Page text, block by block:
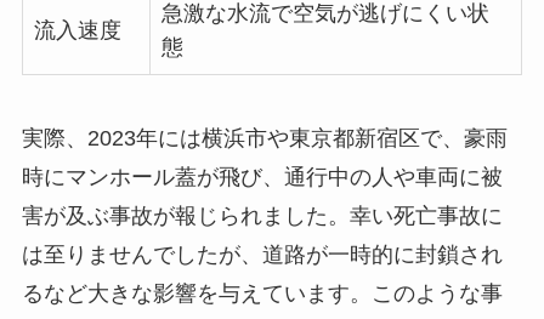
流入速度
急激な水流で空気が逃げにくい状
態
実際、2023年には横浜市や東京都新宿区で、豪雨
時にマンホール蓋が飛び、通行中の人や車両に被
害が及ぶ事故が報じられました。幸い死亡事故に
は至りませんでしたが、道路が一時的に封鎖され
るなど大きな影響を与えています。このような事